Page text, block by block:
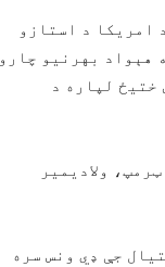
امریکا د استازو
هېواد بهرنیو چارو
ختیځ لپاره د
ولادیمیر
جې ډي ونس سره